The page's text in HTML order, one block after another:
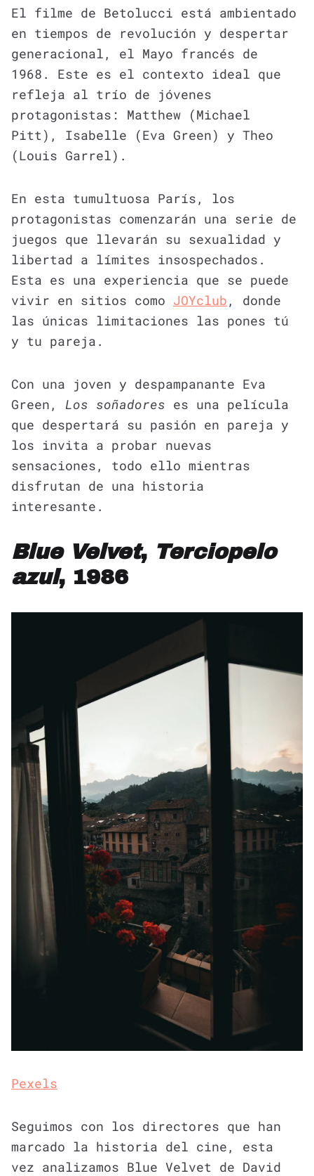
El filme de Betolucci está ambientado
en tiempos de revolución y despertar
generacional, el Mayo francés de
1968. Este es el contexto ideal que
refleja al trío de jóvenes
protagonistas: Matthew (Michael
Pitt), Isabelle (Eva Green) y Theo
(Louis Garrel).
En esta tumultuosa París, los
protagonistas comenzarán una serie de
juegos que llevarán su sexualidad y
libertad a límites insospechados.
Esta es una experiencia que se puede
vivir en sitios como JOYclub , donde
las únicas limitaciones las pones tú
y tu pareja.
Con una joven y despampanante Eva
Green, Los soñadores es una película
que despertará su pasión en pareja y
los invita a probar nuevas
sensaciones, todo ello mientras
disfrutan de una historia
interesante.
Blue Velvet, Terciopelo
azul, 1986
Pexels
Seguimos con los directores que han
marcado la historia del cine, esta
vez analizamos Blue Velvet de David